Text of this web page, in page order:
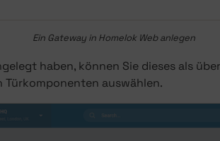
Ein Gateway in Homelok Web anlegen
haben, können Sie dieses als
auswählen.